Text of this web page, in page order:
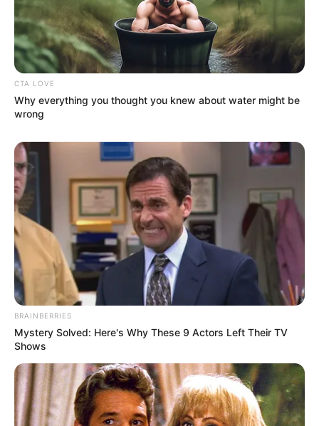
CTA LOVE
Why everything you thought you knew about water might be
wrong
BRAINBERRIES
Mystery Solved: Here's Why These 9 Actors Left Their TV
Shows